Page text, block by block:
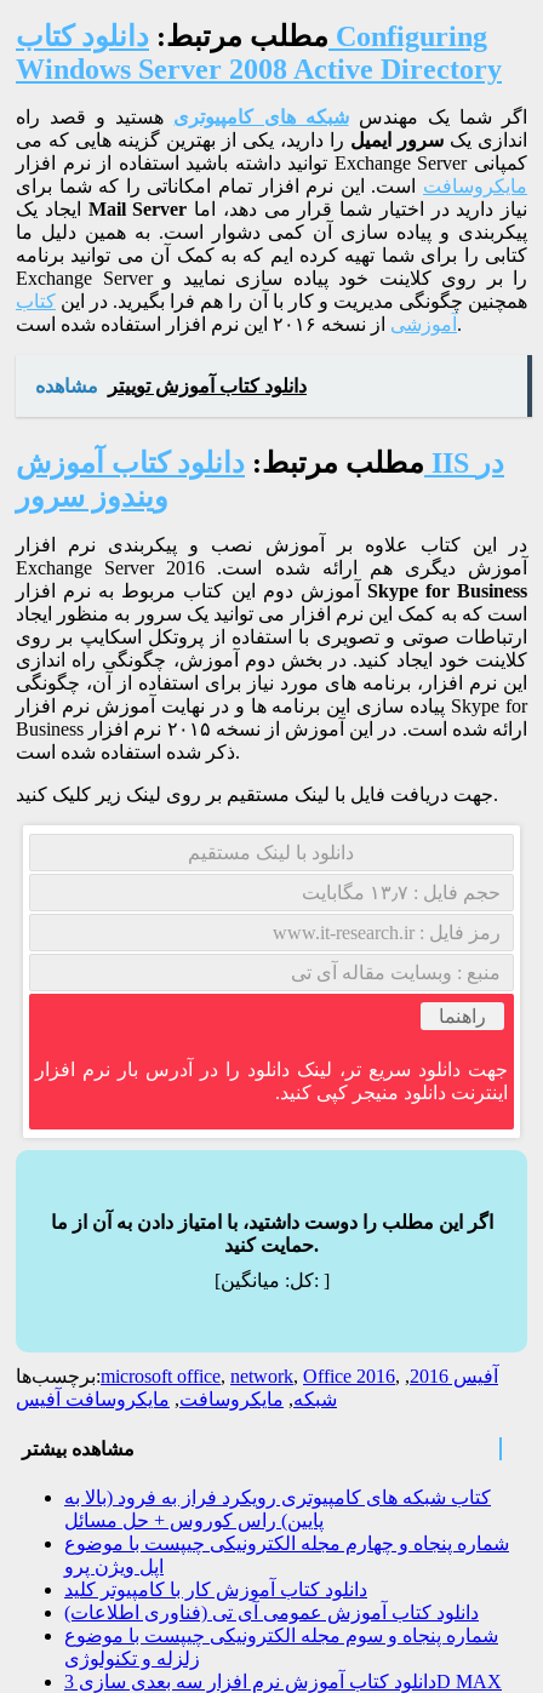
مطلب مرتبط: دانلود کتاب Configuring
Windows Server 2008 Active Directory
اگر شما یک مهندسشبکه های کامپیوتری هستید و قصد راه
اندازی یک سرور ایمیل را دارید، یکی از بهترین گزینه هایی که می
توانید داشته باشید استفاده از نرم افزار Exchange Server کمپانی
مایکروسافت است. این نرم افزار تمام امکاناتی را که شما برای
Mail Server
پیکربندی و پیاده سازی آن کمی دشوار است. به همین دلیل ما
کتابی را برای شما تهیه کرده ایم که به کمک آن می توانید برنامه
Exchange Server را بر روی کلاینت خود پیاده سازی نمایید و
همچنین چگونگی مدیریت و کار با آن را هم فرا بگیرید. در این کتاب
آموزشی از نسخه ۲۰۱۶ این نرم افزار استفاده شده است.
مشاهده دانلود کتاب آموزش توییتر
مطلب مرتبط: دانلود کتاب آموزش IIS در
ویندوز سرور
در این کتاب علاوه بر آموزش نصب و پیکربندی نرم افزار
Exchange Server 2016 آموزش دیگری هم ارائه شده است.
Skype for Business
است که به کمک این نرم افزار می توانید یک سرور به منظور ایجاد
ارتباطات صوتی و تصویری با استفاده از پروتکل اسکایپ بر روی
کلاینت خود ایجاد کنید. در بخش دوم آموزش، چگونگی راه اندازی
این نرم افزار، برنامه های مورد نیاز برای استفاده از آن، چگونگی
پیاده سازی این برنامه ها و در نهایت آموزش نرم افزار Skype for
Business ارائه شده است. در این آموزش از نسخه ۲۰۱۵ نرم افزار
ذکر شده استفاده شده است.
جهت دریافت فایل با لینک مستقیم بر روی لینک زیر کلیک کنید.
دانلود با لینک مستقیم
حجم فایل : ۱۳٫۷ مگابایت
رمز فایل : www.it-research.ir
منبع : وبسایت مقاله آی تی
راهنما
جهت دانلود سریع تر، لینک دانلود را در آدرس بار نرم افزار
اینترنت دانلود منیجر کپی کنید.
اگر این مطلب را دوست داشتید، با امتیاز دادن به آن از ما
حمایت کنید.
[کل:میانگین: ]
برچسب‌ها:microsoft office, network, Office 2016, آفیس 2016
,
شبکه, مایکروسافت, مایکروسافت آفیس
مشاهده بیشتر
کتاب شبکه های کامپیوتری رویکرد فراز به فرود (بالا به
پایین) راس کوروس + حل مسائل
شماره پنجاه و چهارم مجله الکترونیکی چیپست با موضوع
اپل ویژن پرو
دانلود کتاب آموزش کار با کامپیوتر کلید
دانلود کتاب آموزش عمومی آی تی (فناوری اطلاعات)
شماره پنجاه و سوم مجله الکترونیکی چیپست با موضوع
زلزله و تکنولوژی
دانلود کتاب آموزش نرم افزار سه بعدی سازی 3D MAX